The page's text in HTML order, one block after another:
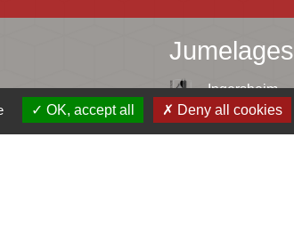
Jumelages
Ingersheim
Mauriac
OK, accept all Deny all cookies